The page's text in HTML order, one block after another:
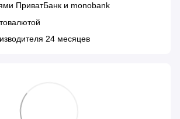
ПриватБанк и monobank
24 месяцев